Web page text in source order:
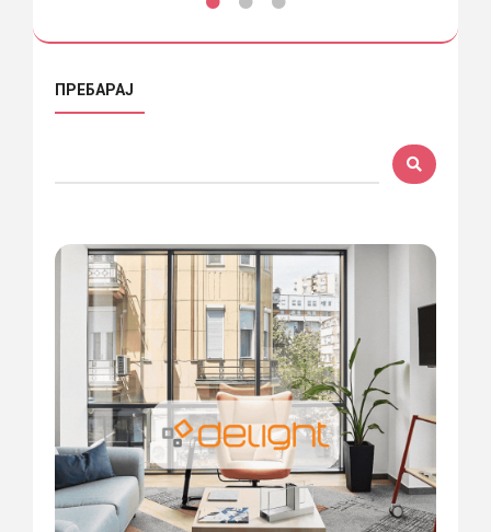
ПРЕБАРАЈ